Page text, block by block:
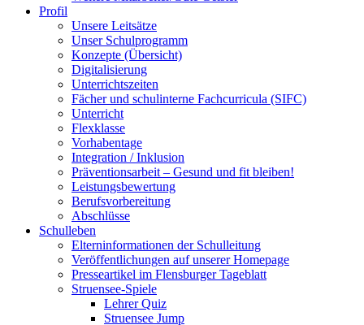
Profil
Unsere Leitsätze
Unser Schulprogramm
Konzepte (Übersicht)
Digitalisierung
Unterrichtszeiten
Fächer und schulinterne Fachcurricula (SIFC)
Unterricht
Flexklasse
Vorhabentage
Integration / Inklusion
Präventionsarbeit – Gesund und fit bleiben!
Leistungsbewertung
Berufsvorbereitung
Abschlüsse
Schulleben
Elterninformationen der Schulleitung
Veröffentlichungen auf unserer Homepage
Presseartikel im Flensburger Tageblatt
Struensee-Spiele
Lehrer Quiz
Struensee Jump